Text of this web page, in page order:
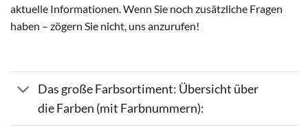
aktuelle Informationen. Wenn Sie noch zusätzliche Fragen
haben – zögern Sie nicht, uns anzurufen!
Das große Farbsortiment: Übersicht über
die Farben (mit Farbnummern):